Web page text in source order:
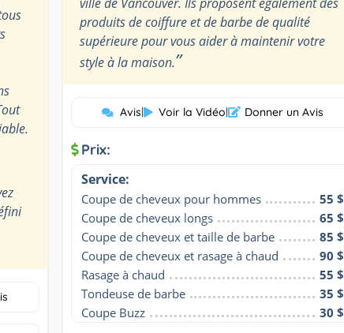
produits de coiffure et de barbe de qualité
supérieure pour vous aider à maintenir votre
style à la maison.”
Avis| Voir la Vidéo| Donner un Avis
Prix:
Service:
Coupe de cheveux pour hommes
55 $
Coupe de cheveux longs
65 $
Coupe de cheveux et taille de barbe
85 $
Coupe de cheveux et rasage à chaud
90 $
Rasage à chaud
55 $
Tondeuse de barbe
35 $
Coupe Buzz
30 $